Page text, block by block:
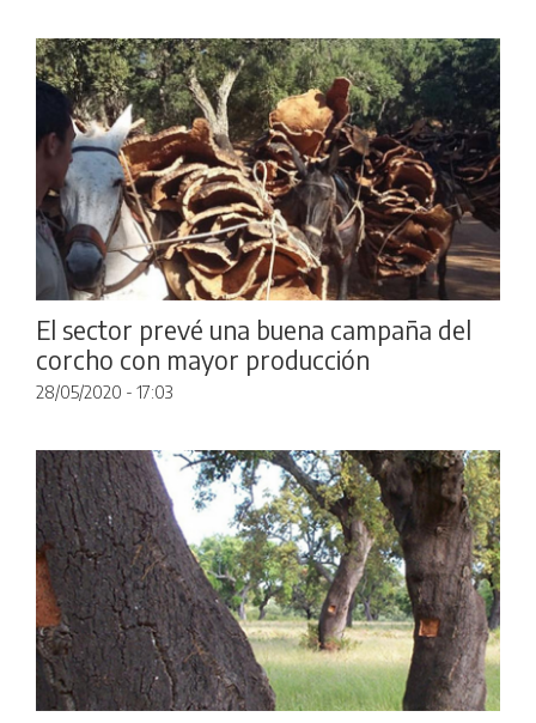
El sector prevé una buena campaña del
corcho con mayor producción
28/05/2020 - 17:03